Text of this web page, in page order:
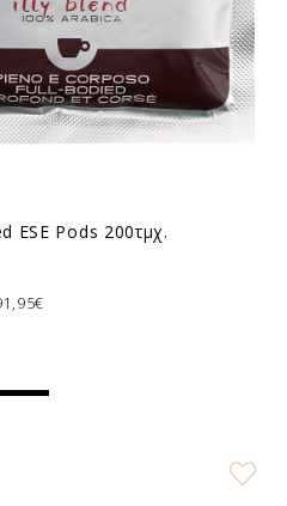
ESE Pods 200τμχ.